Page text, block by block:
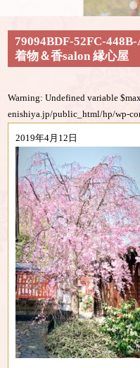
79094BDF-52FC-
着物＆香salon 縁心屋
Warning: Undefined variable
enishiya.jp/public_html/hp/wp-
2019年4月12日